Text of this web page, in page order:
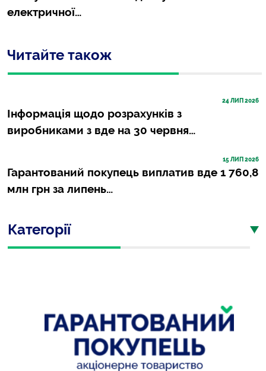
електричної…
Читайте також
24 ЛИП 2026
Інформація щодо розрахунків з
виробниками з вде на 30 червня…
15 ЛИП 2026
Гарантований покупець виплатив вде 1 760,8
млн грн за липень…
Категорії